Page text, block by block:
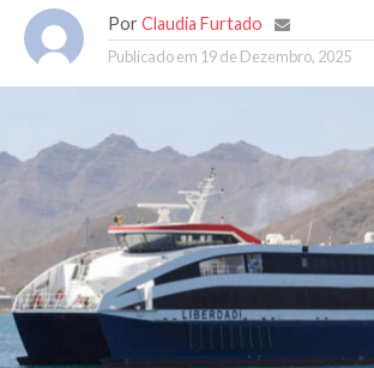
Por Claudia Furtado
Publicado em 19 de Dezembro, 2025